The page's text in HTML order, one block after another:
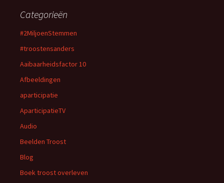
Categorieën
#2MiljoenStemmen
#troostensanders
Aaibaarheidsfactor 10
Afbeeldingen
aparticipatie
AparticipatieTV
Audio
Beelden Troost
Blog
Boek troost overleven